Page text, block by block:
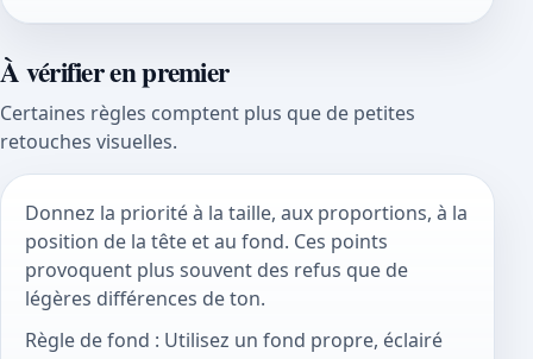
À vérifier en premier
Certaines règles comptent plus que de petites
retouches visuelles.
Donnez la priorité à la taille, aux proportions, à la
position de la tête et au fond. Ces points
provoquent plus souvent des refus que de
légères différences de ton.
Règle de fond : Utilisez un fond propre, éclairé